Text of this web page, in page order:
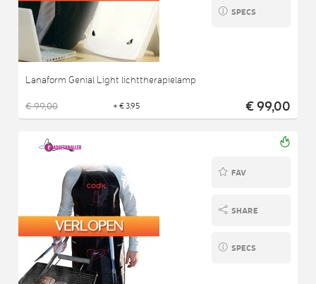
SPECS
Lanaform Genial Light lichttherapielamp
€ 99,00 + € 3,95 € 99,00
FAV
SHARE
SPECS